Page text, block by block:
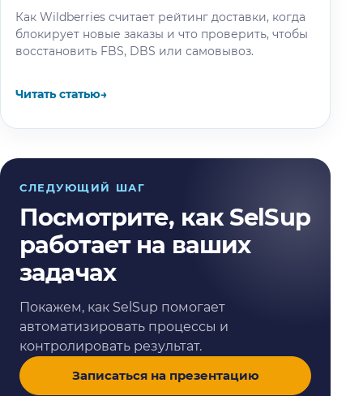
Как Wildberries считает рейтинг доставки, когда
блокирует новые заказы и что проверить, чтобы
восстановить FBS, DBS или самовывоз.
Читать статью→
СЛЕДУЮЩИЙ ШАГ
Посмотрите, как SelSup
работает на ваших
задачах
Покажем, как SelSup помогает
автоматизировать процессы и
контролировать результат.
Записаться на презентацию